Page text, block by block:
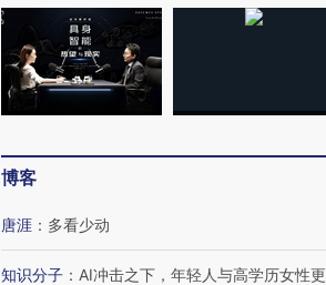
博客
唐涯 ： 多看少动
知识分子 ： AI冲击之下，年轻人与高学历女性更